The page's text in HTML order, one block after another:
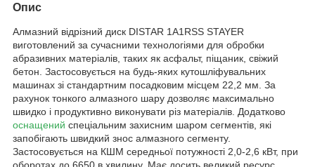
Опис
Алмазний відрізний диск DISTAR 1A1RSS STAYER
виготовлений за сучасними технологіями для обробки
абразивних матеріалів, таких як асфальт, піщаник, свіжий
бетон. Застосовується на будь-яких кутошліфувальних
машинах зі стандартним посадковим місцем 22,2 мм. За
рахунок тонкого алмазного шару дозволяє максимально
швидко і продуктивно виконувати різ матеріалів. Додатково
оснащений спеціальним захисним шаром сегментів, які
запобігають швидкий знос алмазного сегменту.
Застосовується на КШМ середньої потужності 2,0-2,6 кВт, при
оборотах до 6650 в хвилину. Має досить великий ресурс